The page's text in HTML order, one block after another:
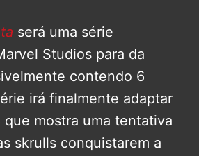
será uma série
Studios para da
contendo 6
irá finalmente adaptar
mostra uma tentativa
skrulls conquistarem a